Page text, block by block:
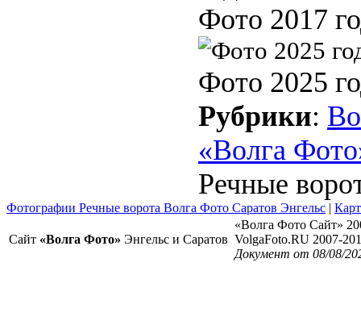
Фото 2017
Фото 2025
Рубрики:
«Волга
Речные
Фотографии Речные ворота Волга Фото Саратов Энгельс |
Сайт «Волга Фото» Энгельс и Саратов
«Волга Фото Сайт»
VolgaFoto.RU 2007-
Документ от 08/08/